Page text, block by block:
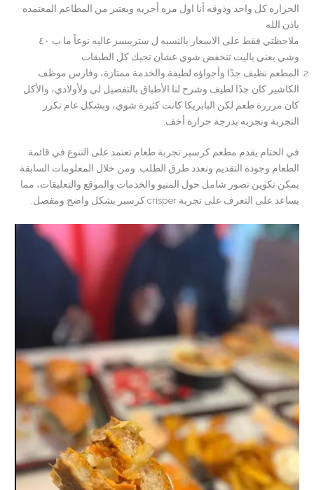
الحراره كل واحد وذوقه أنا اول مره أجريه ويعتبر من المطاعم المعتمده
باذن الله
ملاحظتي فقط على الاسعار بالنسبه ل ستريبسز غاليه نوعاً ما ب ٤٠
وشي يعني ياليت تنخفض شوي عشان تجيك كل الطبقات
المطعم نظيف جدًا وأجواؤه لطيفة والخدمة ممتازة، وفارس موظف
الكاشير كان جدًا لطيف وشرح لنا الأطباق بالتفصيل لي ولأولادي، والأكل
كان مرررة طعم لكن البابريكا كانت كثيرة شوي، وبشكل عام نكرر
التجربة ونجربه بدرجة حرارة أخف.
في الختام يقدم مطعم كرسبر تجربة طعام تعتمد على التنوع في قائمة
الطعام وجودة التقديم وتعدد طرق الطلب. ومن خلال المعلومات السابقة
يمكن تكوين تصور شامل حول المنيو والخدمات والموقع والتعليقات، مما
يساعد على التعرف على تجربة crisper كرسبر بشكل واضح ومفصل.